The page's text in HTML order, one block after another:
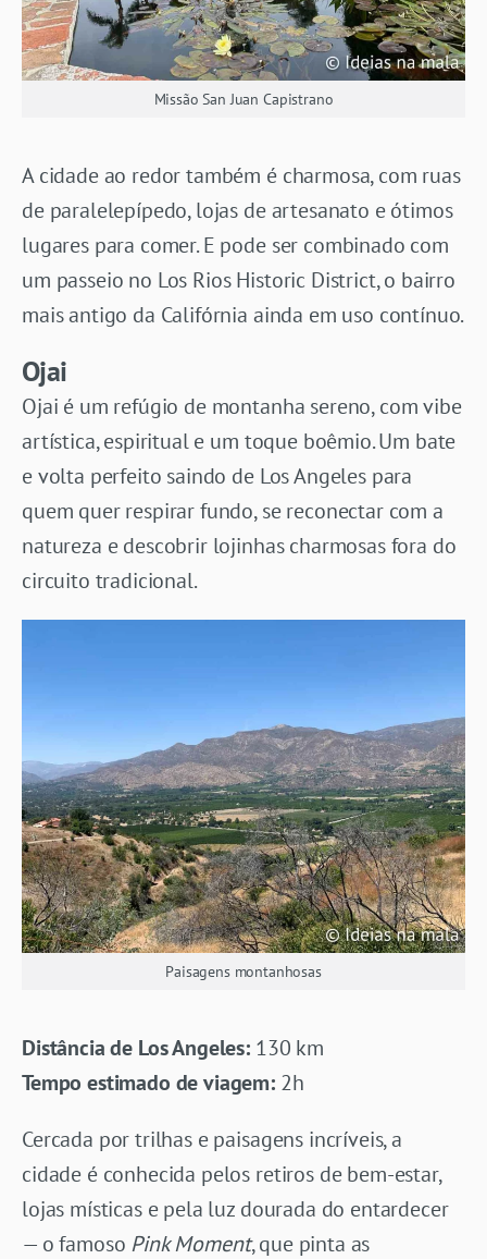
Missão San Juan Capistrano
A cidade ao redor também é charmosa, com ruas
de paralelepípedo, lojas de artesanato e ótimos
lugares para comer. E pode ser combinado com
um passeio no Los Rios Historic District, o bairro
mais antigo da Califórnia ainda em uso contínuo.
Ojai
Ojai é um refúgio de montanha sereno, com vibe
artística, espiritual e um toque boêmio. Um bate
e volta perfeito saindo de Los Angeles para
quem quer respirar fundo, se reconectar com a
natureza e descobrir lojinhas charmosas fora do
circuito tradicional.
Paisagens montanhosas
Distância de Los Angeles: 130 km
Tempo estimado de viagem: 2h
Cercada por trilhas e paisagens incríveis, a
cidade é conhecida pelos retiros de bem-estar,
lojas místicas e pela luz dourada do entardecer
— o famoso Pink Moment, que pinta as